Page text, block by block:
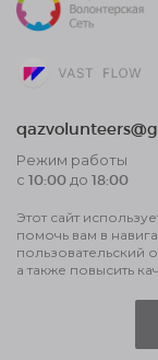
Режим работы
с 10:00 до 18:00
Договор
Пользовательское
обработке данных
Этот сайт
помочь вам в
пользовательский
а также повысить